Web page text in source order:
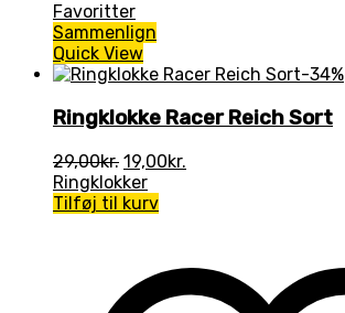
Favoritter
Sammenlign
Quick View
-34%
Ringklokke Racer Reich Sort
29,00kr. Den
oprindelige
pris
19,00kr.
Ringklokker
Tilføj til kurv